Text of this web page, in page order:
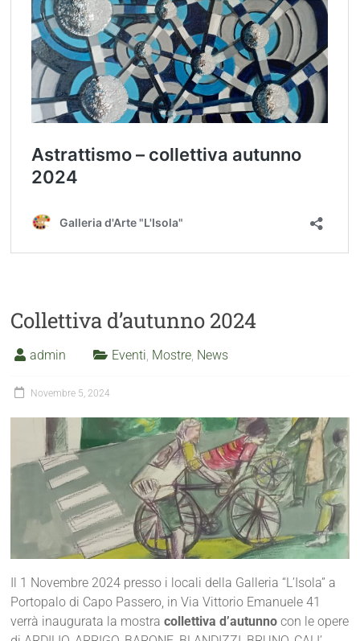
Collettiva d’autunno 2024
admin Eventi, Mostre, News
Novembre 5, 2024
Il 1 Novembre 2024 presso i locali della Galleria “L’Isola” a
Portopalo di Capo Passero, in Via Vittorio Emanuele 41
verrà inaugurata la mostracollettiva d’autunno con le opere